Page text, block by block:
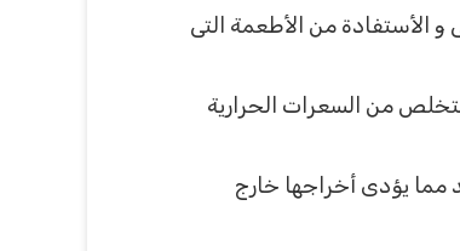
الأستفادة من الأطعمة التى
من السعرات الحرارية
مما يؤدى أخراجها خارج